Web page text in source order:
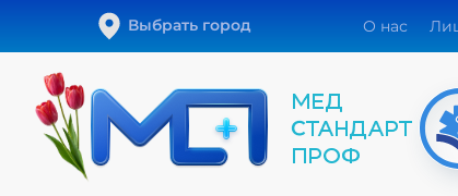
Выбрать город О нас